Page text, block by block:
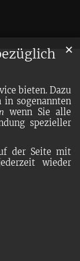
bieten. Dazu
in sogenannten
wenn Sie alle
spezieller
der Seite mit
wieder
✕